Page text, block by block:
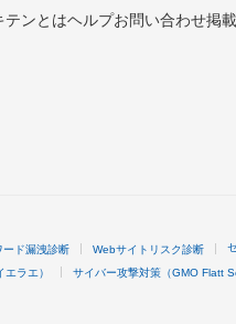
テンとはヘルプお問い合わせ掲
ード漏洩診断 Webサイトリスク診断
ラエ） サイバー攻撃対策（GMO Flatt